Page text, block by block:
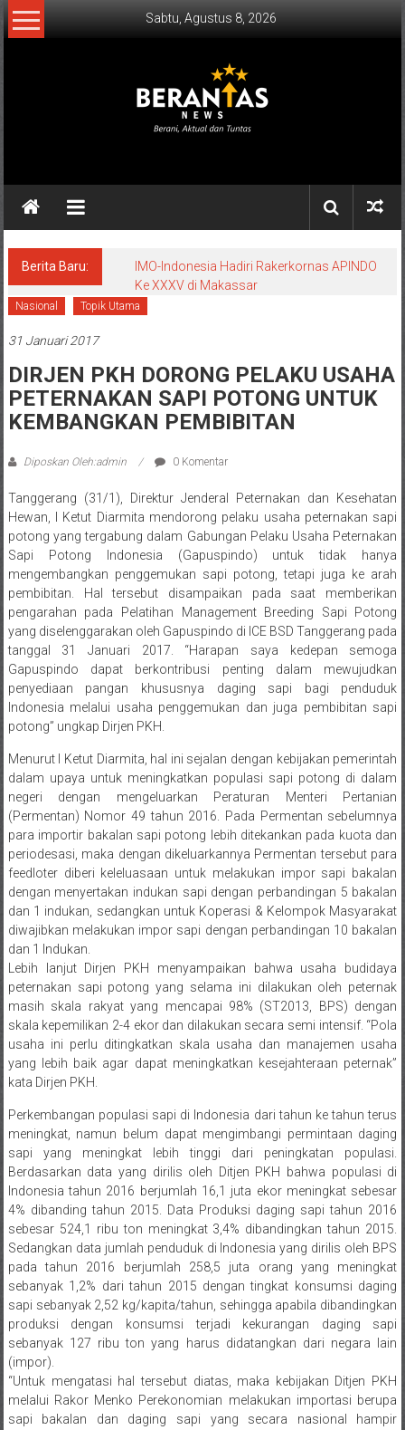
Lompat
ke
Sabtu, Agustus 8, 2026
NEWS
Aktual
Tuntas.
Berita Baru:
IMO-Indonesia Hadiri Rakerkornas APINDO
Ke XXXV di Makassar
Nasional Topik Utama
31 Januari 2017
DIRJEN PKH DORONG PELAKU USAHA
PETERNAKAN SAPI POTONG UNTUK
KEMBANGKAN PEMBIBITAN
Diposkan Oleh:admin 0 Komentar
Tanggerang (31/1), Direktur Jenderal Peternakan dan Kesehatan
Hewan, I Ketut Diarmita mendorong pelaku usaha peternakan sapi
potong yang tergabung dalam Gabungan Pelaku Usaha Peternakan
Sapi Potong Indonesia (Gapuspindo) untuk tidak hanya
mengembangkan penggemukan sapi potong, tetapi juga ke arah
pembibitan. Hal tersebut disampaikan pada saat memberikan
pengarahan pada Pelatihan Management Breeding Sapi Potong
yang diselenggarakan oleh Gapuspindo di ICE BSD Tanggerang pada
tanggal 31 Januari 2017. “Harapan saya kedepan semoga
Gapuspindo dapat berkontribusi penting dalam mewujudkan
penyediaan pangan khususnya daging sapi bagi penduduk
Indonesia melalui usaha penggemukan dan juga pembibitan sapi
potong” ungkap Dirjen PKH.
Menurut I Ketut Diarmita, hal ini sejalan dengan kebijakan pemerintah
dalam upaya untuk meningkatkan populasi sapi potong di dalam
negeri dengan mengeluarkan Peraturan Menteri Pertanian
(Permentan) Nomor 49 tahun 2016. Pada Permentan sebelumnya
para importir bakalan sapi potong lebih ditekankan pada kuota dan
periodesasi, maka dengan dikeluarkannya Permentan tersebut para
feedloter diberi keleluasaan untuk melakukan impor sapi bakalan
dengan menyertakan indukan sapi dengan perbandingan 5 bakalan
dan 1 indukan, sedangkan untuk Koperasi & Kelompok Masyarakat
diwajibkan melakukan impor sapi dengan perbandingan 10 bakalan
dan 1 Indukan.
Lebih lanjut Dirjen PKH menyampaikan bahwa usaha budidaya
peternakan sapi potong yang selama ini dilakukan oleh peternak
masih skala rakyat yang mencapai 98% (ST2013, BPS) dengan
skala kepemilikan 2-4 ekor dan dilakukan secara semi intensif. “Pola
usaha ini perlu ditingkatkan skala usaha dan manajemen usaha
yang lebih baik agar dapat meningkatkan kesejahteraan peternak”
kata Dirjen PKH.
Perkembangan populasi sapi di Indonesia dari tahun ke tahun terus
meningkat, namun belum dapat mengimbangi permintaan daging
sapi yang meningkat lebih tinggi dari peningkatan populasi.
Berdasarkan data yang dirilis oleh Ditjen PKH bahwa populasi di
Indonesia tahun 2016 berjumlah 16,1 juta ekor meningkat sebesar
4% dibanding tahun 2015. Data Produksi daging sapi tahun 2016
sebesar 524,1 ribu ton meningkat 3,4% dibandingkan tahun 2015.
Sedangkan data jumlah penduduk di Indonesia yang dirilis oleh BPS
pada tahun 2016 berjumlah 258,5 juta orang yang meningkat
sebanyak 1,2% dari tahun 2015 dengan tingkat konsumsi daging
sapi sebanyak 2,52 kg/kapita/tahun, sehingga apabila dibandingkan
produksi dengan konsumsi terjadi kekurangan daging sapi
sebanyak 127 ribu ton yang harus didatangkan dari negara lain
(impor).
“Untuk mengatasi hal tersebut diatas, maka kebijakan Ditjen PKH
melalui Rakor Menko Perekonomian melakukan importasi berupa
sapi bakalan dan daging sapi yang secara nasional hampir